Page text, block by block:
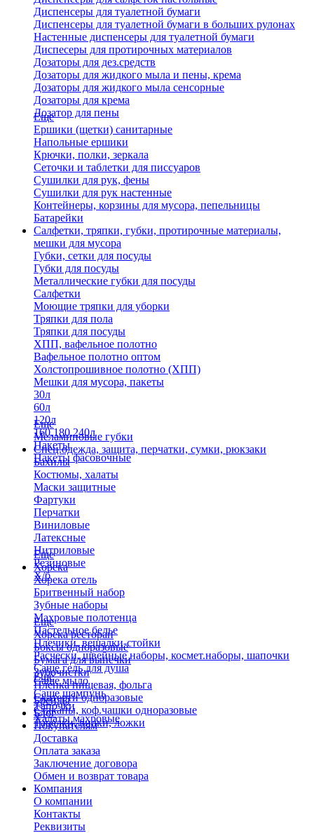
Диспенсеры для туалетной бумаги
Диспенсеры для туалетной бумаги в больших рулонах
Настенные диспенсеры для туалетной бумаги
Диспесеры для протирочных материалов
Дозаторы для дез.средств
Дозаторы для жидкого мыла и пены, крема
Дозаторы для жидкого мыла сенсорные
Дозаторы для крема
Дозатор для пены
Еще
Ершики (щетки) санитарные
Напольные ершики
Крючки, полки, зеркала
Сеточки и таблетки для писсуаров
Сушилки для рук, фены
Сушилки для рук настенные
Контейнеры, корзины для мусора, пепельницы
Батарейки
Салфетки, тряпки, губки, протирочные материалы,
мешки для мусора
Губки, сетки для посуды
Губки для посуды
Металлические губки для посуды
Салфетки
Моющие тряпки для уборки
Тряпки для пола
Тряпки для посуды
ХПП, вафельное полотно
Вафельное полотно оптом
Холстопрошивное полотно (ХПП)
Мешки для мусора, пакеты
30л
60л
120л
160,180,240л
Пакеты
Пакеты фасовочные
Еще
Меламиновые губки
Спец.одежда, защита, перчатки, сумки, рюкзаки
Бахилы
Костюмы, халаты
Маски защитные
Фартуки
Перчатки
Виниловые
Латексные
Нитриловые
Резиновые
Х/б
Еще
Хорека
Хорека отель
Бритвенный набор
Зубные наборы
Махровые полотенца
Пастельное белье
Плечики, вешалки-стойки
Расчески, швейные наборы, космет.наборы, шапочки
Саше гель для душа
Саше мыло
Саше шампунь
Тапочки
Халаты махровые
Еще
Хорека ресторан
Боксы одноразовые
Бумага для выпечки
Зубочистки
Пленка пищевая, фольга
Скатерти одноразовые
Стаканы, коф.чашки одноразовые
Тарелки, вилки, ложки
Еще
Бренды
Блог
Покупателям
Доставка
Оплата заказа
Заключение договора
Обмен и возврат товара
Компания
О компании
Контакты
Реквизиты